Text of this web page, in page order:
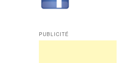
PUBLICITÉ